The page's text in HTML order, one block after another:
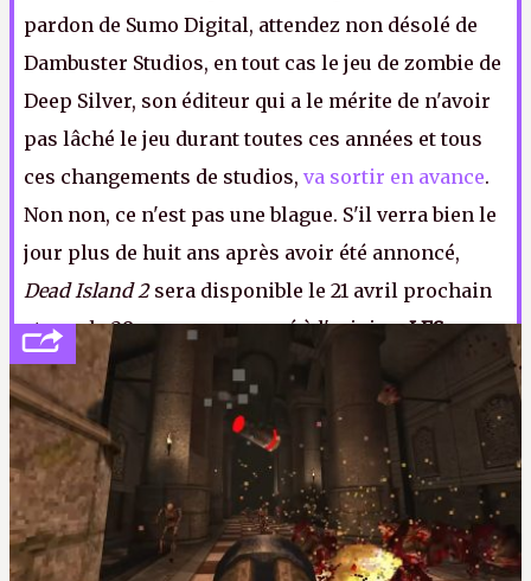
pardon de Sumo Digital, attendez non désolé de
Dambuster Studios, en tout cas le jeu de zombie de
Deep Silver, son éditeur qui a le mérite de n'avoir
pas lâché le jeu durant toutes ces années et tous
ces changements de studios, va sortir en avance.
Non non, ce n'est pas une blague. S'il verra bien le
jour plus de huit ans après avoir été annoncé,
Dead Island 2sera disponible le 21 avril prochain
et non le 28 comme annoncé à l'origine.LFS.